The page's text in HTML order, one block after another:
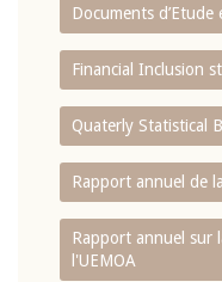
Documents d’Etude
Financial Inclusion
Quaterly Statistical
Rapport annuel de
Rapport annuel sur
l'UEMOA